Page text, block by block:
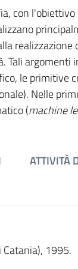
con
realizzazione
argomenti
le primitive
Nelle
(machine
ATTIVITÀ
1995.